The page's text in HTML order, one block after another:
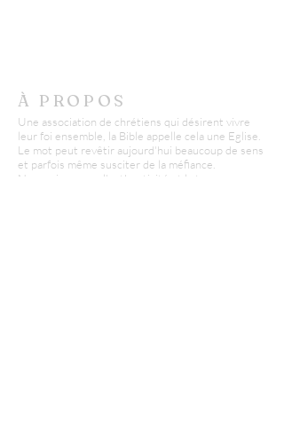
À PROPOS
Une association de chrétiens qui désirent vivre
leur foi ensemble, la Bible appelle cela une Eglise.
Le mot peut revêtir aujourd'hui beaucoup de sens
et parfois même susciter de la méfiance.
Nous misons sur l'authenticité et la transparence